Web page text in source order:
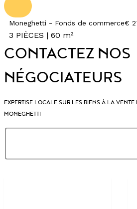
Moneghetti - Fonds de commerce€
3 PIÈCES | 60 m²
CONTACTEZ NOS
NÉGOCIATEURS
EXPERTISE LOCALE SUR LES BIENS À LA
MONEGHETTI